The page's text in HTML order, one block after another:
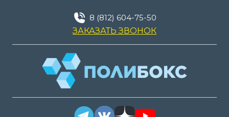
8 (812) 604-75-50
ЗАКАЗАТЬ ЗВОНОК